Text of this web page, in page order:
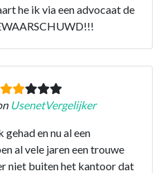
he ik via een advocaat de
UsenetVergelijker
en nu al een
al vele jaren een trouwe
niet buiten het kantoor dat